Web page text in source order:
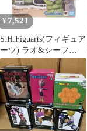
¥ 7,521
S.H.Figuarts(フィギュア
ーツ) ラオ&シーフ
SAND LAND(サンドラ
ンド) 完成品 可動フィ
ギュア バンダイスピリ
ッツ